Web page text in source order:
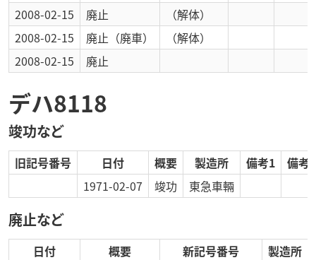
2008-02-15
廃止
（解体）
2008-02-15
廃止 （廃車）
（解体）
2008-02-15
廃止
デハ8118
竣功など
旧記号番号 日付 概要 製造所 備考1
備考2
1971-02-07
竣功 東急車輛
廃止など
日付 概要 新記号番号 製造所